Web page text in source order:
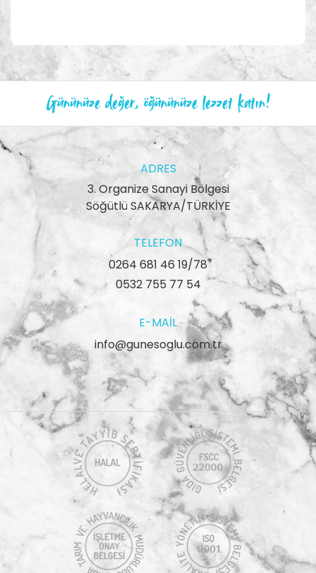
Gününüze değer, öğününüze lezzet katın!
ADRES
3. Organize Sanayi Bölgesi
Söğütlü SAKARYA/TÜRKİYE
TELEFON
0264 681 46 19/78
0532 755 77 54
E-MAIL
info@gunesoglu.com.tr